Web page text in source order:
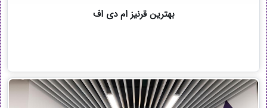
بهترین قرنیز ام دی اف